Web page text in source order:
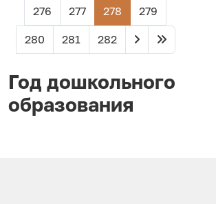
276 277 278 279
280 281 282
Год дошкольного
образования